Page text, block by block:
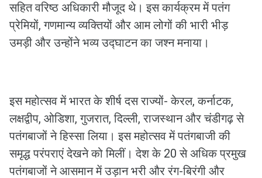
सहित वरिष्ठ अधिकारी मौजूद थे। इस कार्यक्रम में पतंग
प्रेमियों, गणमान्य व्यक्तियों और आम लोगों की भारी भीड़
उमड़ी और उन्होंने भव्य उद्घाटन का जश्न मनाया।
इस महोत्सव में भारत के शीर्ष दस राज्यों- केरल, कर्नाटक,
लक्षद्वीप, ओडिशा, गुजरात, दिल्ली, राजस्थान और चंडीगढ़ से
पतंगबाजों ने हिस्सा लिया। इस महोत्सव में पतंगबाजी की
समृद्ध परंपराएं देखने को मिलीं। देश के 20 से अधिक प्रमुख
पतंगबाजों ने आसमान में उड़ान भरी और रंग-बिरंगी और